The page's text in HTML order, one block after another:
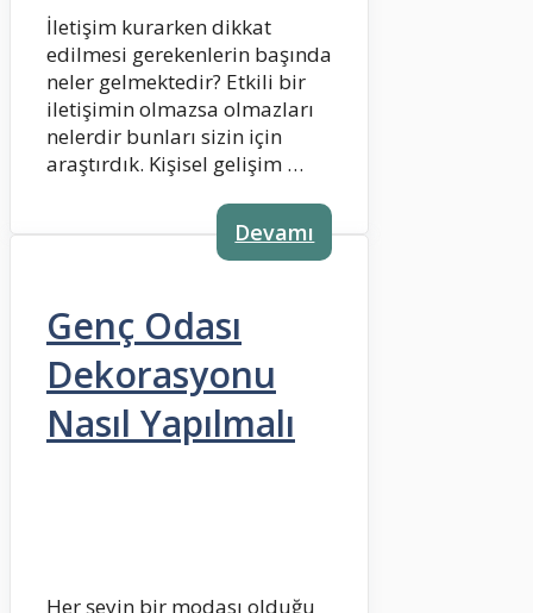
İletişim kurarken dikkat
edilmesi gerekenlerin başında
neler gelmektedir? Etkili bir
iletişimin olmazsa olmazları
nelerdir bunları sizin için
araştırdık. Kişisel gelişim …
Devamı
Genç Odası
Dekorasyonu
Nasıl Yapılmalı
Her şeyin bir modası olduğu